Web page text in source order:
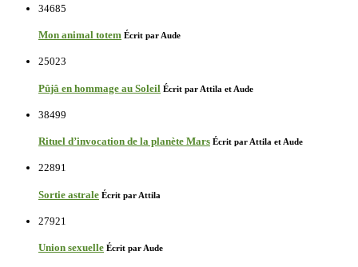
34685
Mon animal totem Écrit par Aude
25023
Pûjâ en hommage au Soleil Écrit par Attila et Aude
38499
Rituel d’invocation de la planète Mars Écrit par Attila et Aude
22891
Sortie astrale Écrit par Attila
27921
Union sexuelle Écrit par Aude